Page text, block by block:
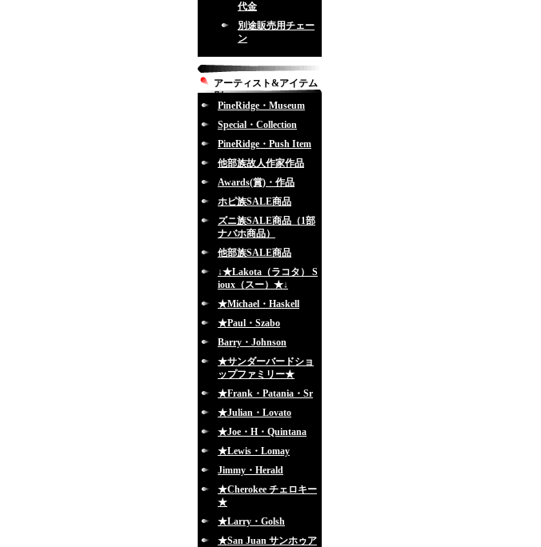
代金
別途販売用チェー
ン
アーティスト&アイテム
別
PineRidge・Museum
Special・Collection
PineRidge・Push Item
他部族故人作家作品
Awards(賞)・作品
ホピ族SALE商品
ズニ族SALE商品（1部
ナバホ商品）
他部族SALE商品
↓★Lakota（ラコタ） S
ioux（スー）★↓
★Michael・Haskell
★Paul・Szabo
Barry・Johnson
★サンダーバードショ
ップファミリー★
★Frank・Patania・Sr
★Julian・Lovato
★Joe・H・Quintana
★Lewis・Lomay
Jimmy・Herald
★Cherokee チェロキー
★
★Larry・Golsh
★San Juan サンホゥア